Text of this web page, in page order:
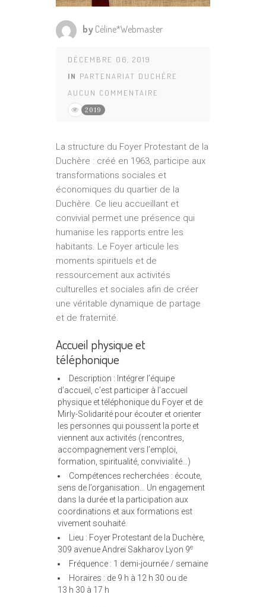
by Céline*Webmaster
DÉCEMBRE 06, 2019
IN PARTENARIAT DUCHÈRE
AUCUN COMMENTAIRE
2019
La structure du Foyer Protestant de la
Duchère : créé en 1963, participe aux
transformations sociales et
économiques du quartier de la
Duchère. Ce lieu accueillant et
convivial permet une présence qui
humanise les rapports entre les
habitants. Le Foyer articule les
moments spirituels et de
ressourcement aux activités
culturelles et sociales afin de créer
une véritable dynamique de partage
et de fraternité.
Accueil physique et
téléphonique
Description : Intégrer l’équipe
d’accueil, c’est participer à l’accueil
physique et téléphonique du Foyer et de
Mirly-Solidarité pour écouter et orienter
les personnes qui poussent la porte et
viennent aux activités (rencontres,
accompagnement vers l’emploi,
formation, spiritualité, convivialité…)
Compétences recherchées : écoute,
sens de l’organisation… Un engagement
dans la durée et la participation aux
coordinations et aux formations est
vivement souhaité.
Lieu : Foyer Protestant de la Duchère,
309 avenue Andreï Sakharov Lyon 9e
Fréquence : 1 demi-journée / semaine
Horaires : de 9 h à 12 h 30 ou de
13 h 30 à 17 h